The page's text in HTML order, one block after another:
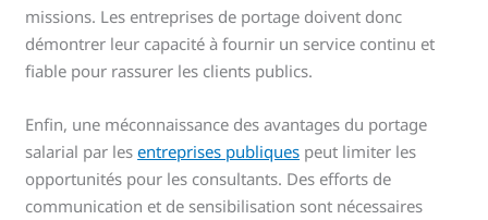
missions. Les entreprises de portage doivent donc
démontrer leur capacité à fournir un service continu et
fiable pour rassurer les clients publics.
Enfin, une méconnaissance des avantages du portage
salarial par lesentreprises publiques peut limiter les
opportunités pour les consultants. Des efforts de
communication et de sensibilisation sont nécessaires